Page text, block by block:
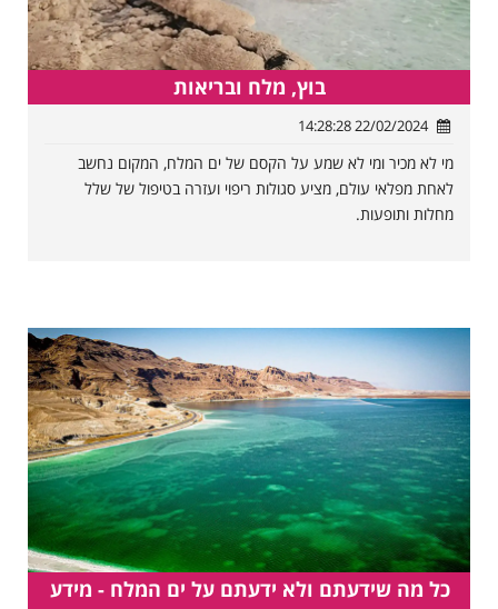
בוץ, מלח ובריאות
22/02/2024 14:28:28
מי לא מכיר ומי לא שמע על הקסם של ים המלח, המקום נחשב
לאחת מפלאי עולם, מציע סגולות ריפוי ועזרה בטיפול של שלל
מחלות ותופעות.
כל מה שידעתם ולא ידעתם על ים המלח - מידע